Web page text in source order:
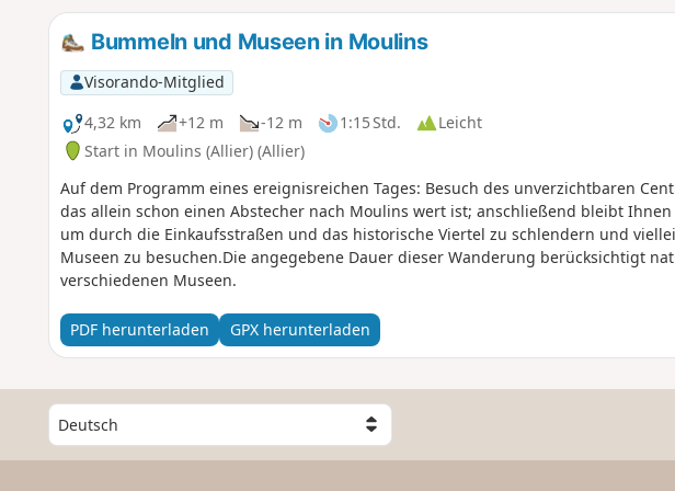
Bummeln und Museen in Moulins
Visorando-Mitglied
4,32 km
+12 m -12 m 1:15 Std.
Leicht
Start in Moulins (Allier) (Allier)
Auf dem Programm eines ereignisreichen Tages: Besuch des unverzichtbaren
das allein schon einen Abstecher nach Moulins wert ist; anschließend bleibt
um durch die Einkaufsstraßen und das historische Viertel zu schlendern und
Museen zu besuchen.Die angegebene Dauer dieser Wanderung berücksichtigt
verschiedenen Museen.
PDF herunterladen GPX herunterladen
W
ä
h